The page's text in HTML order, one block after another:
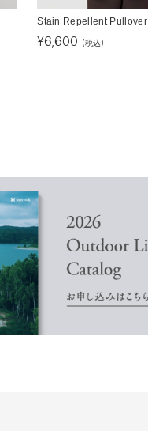
Stain Repellent Pullover
¥6,600 (税込)